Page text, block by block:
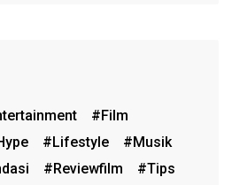
#film
#lifestyle
#musik
#reviewfilm
#Tips